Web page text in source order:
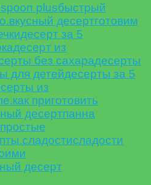
plusбыстрый
вкусный десертготовим
десерт за 5
десерт из
без сахарадесерты
для детейдесерты за 5
из
как приготовить
десертпанна
простые
сладостисладости
десерт